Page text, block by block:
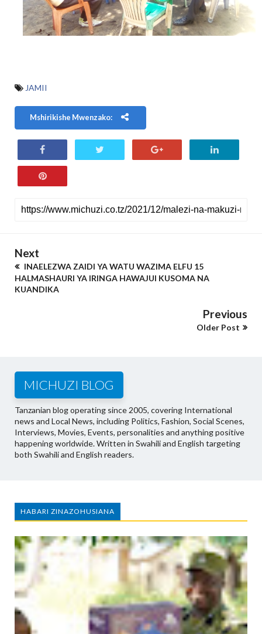
JAMII
Mshirikishe Mwenzako:
Next
INAELEZWA ZAIDI YA WATU WAZIMA ELFU 15
HALMASHAURI YA IRINGA HAWAJUI KUSOMA NA
KUANDIKA
Previous
Older Post
MICHUZI BLOG
Tanzanian blog operating since 2005, covering International
news and Local News, including Politics, Fashion, Social Scenes,
Interviews, Movies, Events, personalities and anything positive
happening worldwide. Written in Swahili and English targeting
both Swahili and English readers.
HABARI ZINAZOHUSIANA